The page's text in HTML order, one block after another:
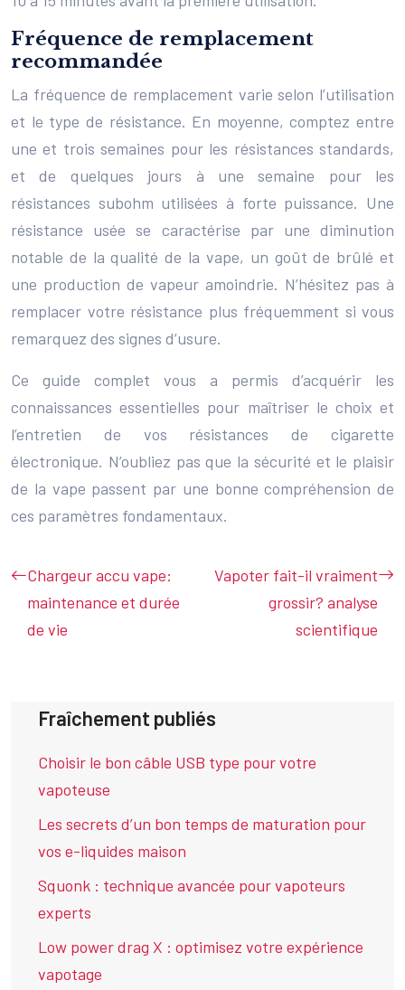
Fréquence de remplacement
recommandée
La fréquence de remplacement varie selon l’utilisation
et le type de résistance. En moyenne, comptez entre
une et trois semaines pour les résistances standards,
et de quelques jours à une semaine pour les
résistances subohm utilisées à forte puissance. Une
résistance usée se caractérise par une diminution
notable de la qualité de la vape, un goût de brûlé et
une production de vapeur amoindrie. N’hésitez pas à
remplacer votre résistance plus fréquemment si vous
remarquez des signes d’usure.
Ce guide complet vous a permis d’acquérir les
connaissances essentielles pour maîtriser le choix et
l’entretien de vos résistances de cigarette
électronique. N’oubliez pas que la sécurité et le plaisir
de la vape passent par une bonne compréhension de
ces paramètres fondamentaux.
Chargeur accu vape:
maintenance et durée
de vie
Vapoter fait-il vraiment
grossir? analyse
scientifique
Fraîchement publiés
Choisir le bon câble USB type pour votre
vapoteuse
Les secrets d’un bon temps de maturation pour
vos e-liquides maison
Squonk : technique avancée pour vapoteurs
experts
Low power drag X : optimisez votre expérience
vapotage